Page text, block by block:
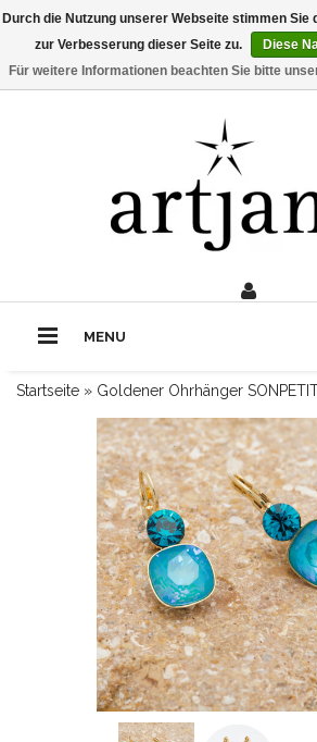
Rufe uns an:0211 - 210
MENU
Startseite » Goldener Ohrhänger
Durch die Nutzung unserer Webseite stimmen Sie
zur Verbesserung dieser Seite zu.
Diese
Für weitere Informationen beachten Sie bitte